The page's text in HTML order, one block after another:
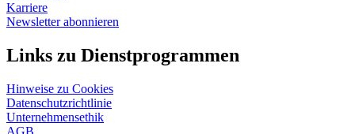
Karriere
Newsletter abonnieren
Links zu Dienstprogrammen
Hinweise zu Cookies
Datenschutzrichtlinie
Unternehmensethik
AGB